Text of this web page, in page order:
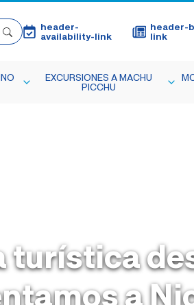
header-
availability-link
header-
link
EXCURSIONES A MACHU
PICCHU
turística
a